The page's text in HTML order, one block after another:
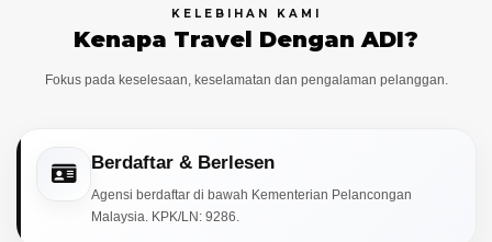
KELEBIHAN KAMI
Kenapa Travel Dengan ADI?
Fokus pada keselesaan, keselamatan dan pengalaman pelanggan.
Berdaftar & Berlesen
Agensi berdaftar di bawah Kementerian Pelancongan
Malaysia. KPK/LN: 9286.